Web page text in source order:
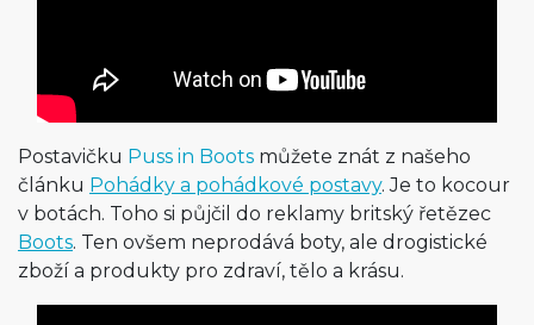
Postavičku Puss in Boots můžete znát z našeho
článku Pohádky a pohádkové postavy. Je to kocour
v botách. Toho si půjčil do reklamy britský řetězec
Boots. Ten ovšem neprodává boty, ale drogistické
zboží a produkty pro zdraví, tělo a krásu.